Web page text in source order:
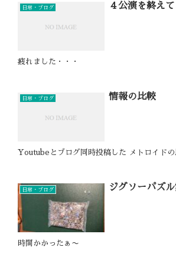
日常・ブログ ４公演を終えて
疲れました・・・
日常・ブログ 情報の比較
Youtubeとブログ同時投稿した メトロイドの
日常・ブログ ジグソーパズ
時間かかったぁ〜